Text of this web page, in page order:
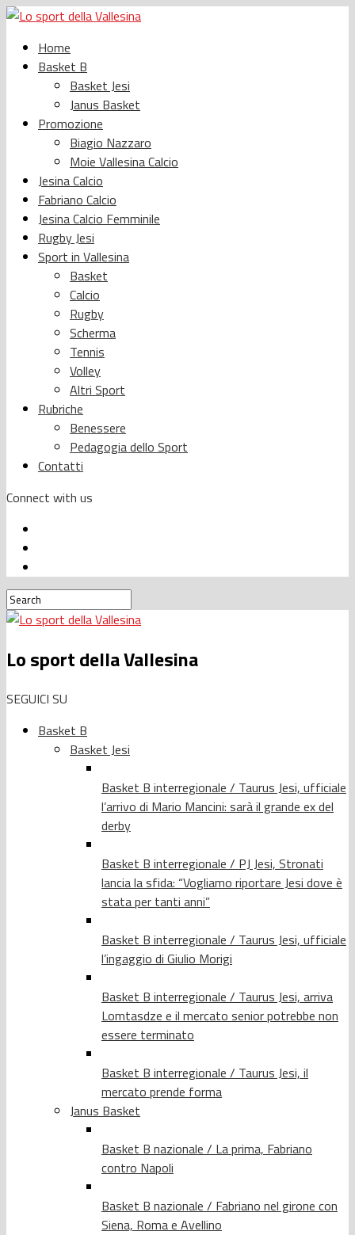
Home
Basket B
Basket Jesi
Janus Basket
Promozione
Biagio Nazzaro
Moie Vallesina Calcio
Jesina Calcio
Fabriano Calcio
Jesina Calcio Femminile
Rugby Jesi
Sport in Vallesina
Basket
Calcio
Rugby
Scherma
Tennis
Volley
Altri Sport
Rubriche
Benessere
Pedagogia dello Sport
Contatti
Connect with us
Lo sport della Vallesina
SEGUICI SU
Basket B
Basket Jesi
Basket B interregionale / Taurus Jesi, ufficiale
l’arrivo di Mario Mancini: sarà il grande ex del
derby
Basket B interregionale / PJ Jesi, Stronati
lancia la sfida: “Vogliamo riportare Jesi dove è
stata per tanti anni”
Basket B interregionale / Taurus Jesi, ufficiale
l’ingaggio di Giulio Morigi
Basket B interregionale / Taurus Jesi, arriva
Lomtasdze e il mercato senior potrebbe non
essere terminato
Basket B interregionale / Taurus Jesi, il
mercato prende forma
Janus Basket
Basket B nazionale / La prima, Fabriano
contro Napoli
Basket B nazionale / Fabriano nel girone con
Siena, Roma e Avellino